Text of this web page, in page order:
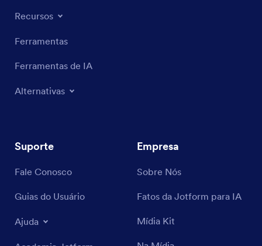
Recursos
Ferramentas
Ferramentas de IA
Alternativas
Suporte
Fale Conosco
Guias do Usuário
Ajuda
Empresa
Sobre Nós
Fatos da Jotform para IA
Mídia Kit